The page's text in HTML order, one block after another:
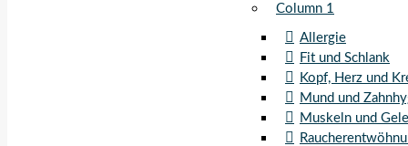
Column 1
Allergie
Fit und Schlank
Kopf, Herz und
Mund und
Muskeln und